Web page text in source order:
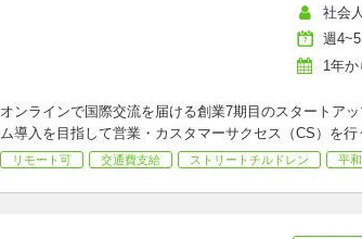
社会人
週4~5
1年
オンラインで国際交流を届ける創業7期目のスタートア
ム導入を目指して営業・カスタマーサクセス（CS）を行
リモート可 交通費支給 ストリートチルドレン 平和